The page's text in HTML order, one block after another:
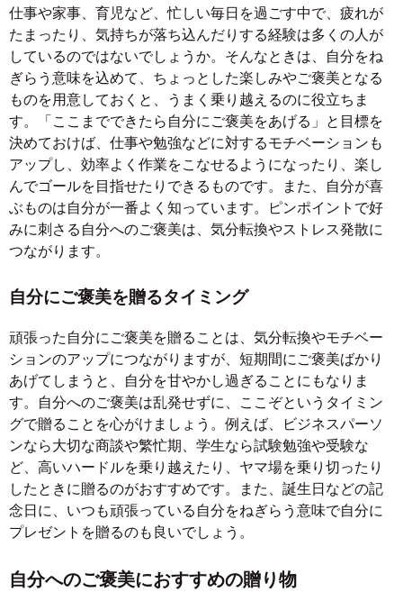
仕事や家事、育児など、忙しい毎日を過ごす中で、疲れが
たまったり、気持ちが落ち込んだりする経験は多くの人が
しているのではないでしょうか。そんなときは、自分をね
ぎらう意味を込めて、ちょっとした楽しみやご褒美となる
ものを用意しておくと、うまく乗り越えるのに役立ちま
す。「ここまでできたら自分にご褒美をあげる」と目標を
決めておけば、仕事や勉強などに対するモチベーションも
アップし、効率よく作業をこなせるようになったり、楽し
んでゴールを目指せたりできるものです。また、自分が喜
ぶものは自分が一番よく知っています。ピンポイントで好
みに刺さる自分へのご褒美は、気分転換やストレス発散に
つながります。
自分にご褒美を贈るタイミング
頑張った自分にご褒美を贈ることは、気分転換やモチベー
ションのアップにつながりますが、短期間にご褒美ばかり
あげてしまうと、自分を甘やかし過ぎることにもなりま
す。自分へのご褒美は乱発せずに、ここぞというタイミン
グで贈ることを心がけましょう。例えば、ビジネスパーソ
ンなら大切な商談や繁忙期、学生なら試験勉強や受験な
ど、高いハードルを乗り越えたり、ヤマ場を乗り切ったり
したときに贈るのがおすすめです。また、誕生日などの記
念日に、いつも頑張っている自分をねぎらう意味で自分に
プレゼントを贈るのも良いでしょう。
自分へのご褒美におすすめの贈り物